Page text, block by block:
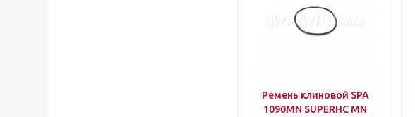
Ремень клиновой SPA
1090MN SUPERHC MN